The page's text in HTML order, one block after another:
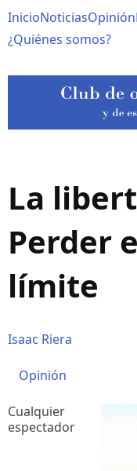
al
contenido
Navegación
principal
InicioNoticiasOpinión
¿Quiénes somos?
La
Perder
límite
Isaac Riera
Opinión
Cualquier
espectador